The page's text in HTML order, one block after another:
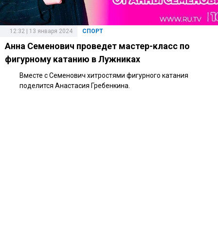
СПОРТ
12:32 | 13 января 2024
Анна Семенович проведет мастер-класс по
фигурному катанию в Лужниках
Вместе с Семенович хитростями фигурного катания
поделится Анастасия Гребенкина.